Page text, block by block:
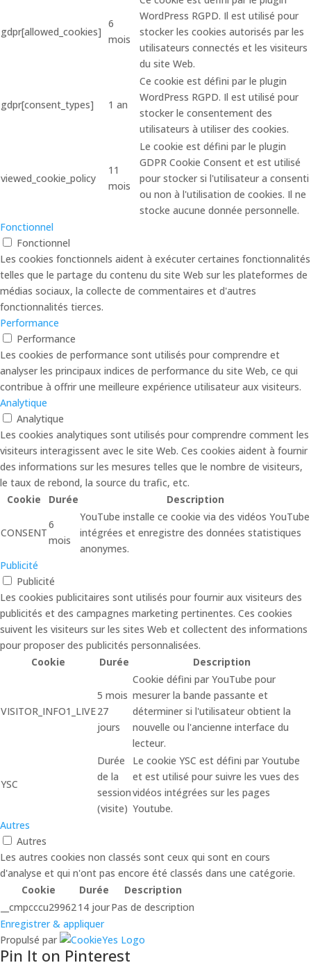
gdpr[allowed_cookies]
6
mois
WordPress RGPD. Il est utilisé pour
stocker les cookies autorisés par les
utilisateurs connectés et les visiteurs
du site Web.
gdpr[consent_types] 1 an
Ce cookie est défini par le plugin
WordPress RGPD. Il est utilisé pour
stocker le consentement des
utilisateurs à utiliser des cookies.
viewed_cookie_policy
11
mois
Le cookie est défini par le plugin
GDPR Cookie Consent et est utilisé
pour stocker si l'utilisateur a consenti
ou non à l'utilisation de cookies. Il ne
stocke aucune donnée personnelle.
Fonctionnel
Fonctionnel
Les cookies fonctionnels aident à exécuter certaines fonctionnalités
telles que le partage du contenu du site Web sur les plateformes de
médias sociaux, la collecte de commentaires et d'autres
fonctionnalités tierces.
Performance
Performance
Les cookies de performance sont utilisés pour comprendre et
analyser les principaux indices de performance du site Web, ce qui
contribue à offrir une meilleure expérience utilisateur aux visiteurs.
Analytique
Analytique
Les cookies analytiques sont utilisés pour comprendre comment les
visiteurs interagissent avec le site Web. Ces cookies aident à fournir
des informations sur les mesures telles que le nombre de visiteurs,
le taux de rebond, la source du trafic, etc.
Cookie
Durée Description
CONSENT
6
mois
YouTube installe ce cookie via des vidéos YouTube
intégrées et enregistre des données statistiques
anonymes.
Publicité
Publicité
Les cookies publicitaires sont utilisés pour fournir aux visiteurs des
publicités et des campagnes marketing pertinentes. Ces cookies
suivent les visiteurs sur les sites Web et collectent des informations
pour proposer des publicités personnalisées.
Cookie
Durée Description
VISITOR_INFO1_LIVE
5 mois
27
jours
Cookie défini par YouTube pour
mesurer la bande passante et
déterminer si l'utilisateur obtient la
nouvelle ou l'ancienne interface du
lecteur.
YSC
Durée
de la
session
(visite)
Le cookie YSC est défini par Youtube
et est utilisé pour suivre les vues des
vidéos intégrées sur les pages
Youtube.
Autres
Autres
Les autres cookies non classés sont ceux qui sont en cours
d'analyse et qui n'ont pas encore été classés dans une catégorie.
Cookie
Durée
Description
__cmpcccu2996214 jourPas de description
Enregistrer & appliquer
Propulsé par
Pin It on Pinterest